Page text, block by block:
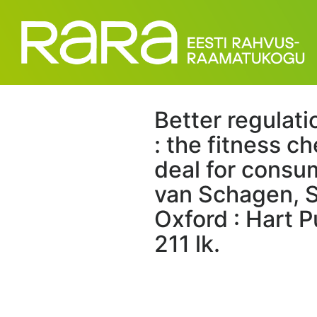
Better
: the fitness
deal for
van Schagen,
Oxford : Hart
211 lk.